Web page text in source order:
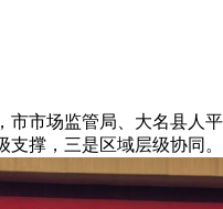
场监管局、大名县人
撑，三是区域层级协同